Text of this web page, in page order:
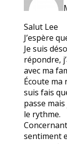
Salut Lee
J’espère
Je suis
répondre,
avec ma
Écoute ma
suis fais
passe
le rythme.
sentiment